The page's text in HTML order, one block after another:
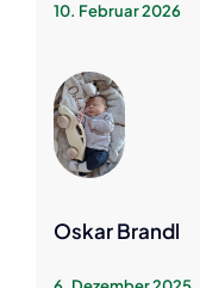
10. Februar 2026
Oskar Brandl